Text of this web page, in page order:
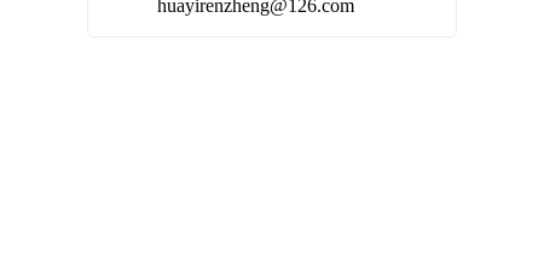
huayirenzheng@126.com